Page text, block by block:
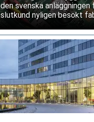
den svenska
slutkund nyligen besökt
leverantörsgodkännande